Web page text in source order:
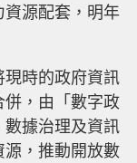
源配套，明年
時的政府資訊
，由「數字政
據治理及資訊
，推動開放數